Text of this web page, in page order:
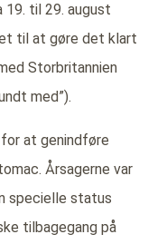
19. til 29. august
til at gøre det klart
Storbritannien
med”).
for at genindføre
Årsagerne var
specielle status
tilbagegang på